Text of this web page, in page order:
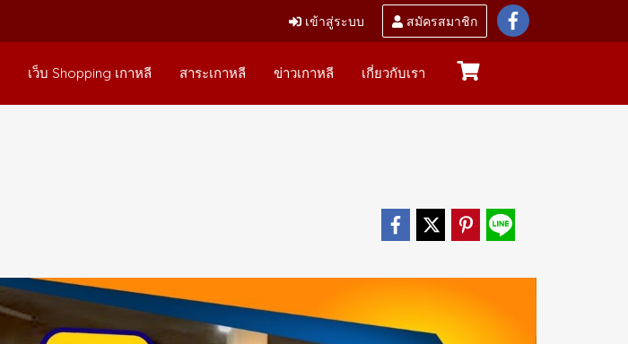
เข้าสู่ระบบ สมัครสมาชิก
เว็บ Shopping เกาหลี สาระเกาหลี ข่าวเกาหลี เกี่ยวกับเรา